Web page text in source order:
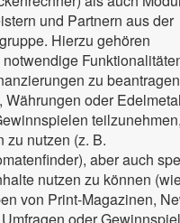
und Partnern aus der
Hierzu gehören
zu
oder
zu nutzen (z. B.
aber auch
nutzen zu können
von Print-Magazinen,